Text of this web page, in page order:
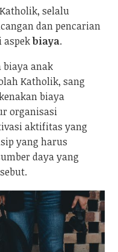
selalu
dan pencarian
aspekbiaya.
biaya anak
Katholik, sang
biaya
organisasi
aktifitas yang
yang harus
daya yang